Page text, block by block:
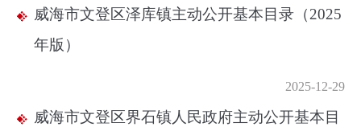
威海市文登区泽库镇主动公开基本目录（2025
年版）
2025-12-29
威海市文登区界石镇人民政府主动公开基本目